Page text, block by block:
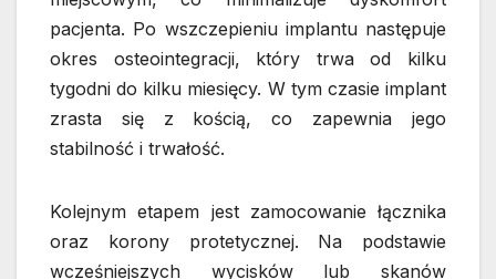
pacjenta. Po wszczepieniu implantu następuje
okres osteointegracji, który trwa od kilku
tygodni do kilku miesięcy. W tym czasie implant
zrasta się z kością, co zapewnia jego
stabilność i trwałość.
Kolejnym etapem jest zamocowanie łącznika
oraz korony protetycznej. Na podstawie
wcześniejszych wycisków lub skanów